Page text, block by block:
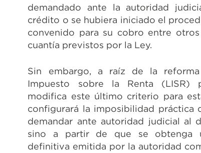
demandado ante la autoridad
crédito o se hubiera iniciado el
convenido para su cobro entre
cuantía previstos por la Ley.
Sin embargo, a raíz de la
Impuesto sobre la Renta (LISR)
modifica este último criterio para
configurará la imposibilidad práctica
demandar ante autoridad judicial al
sino a partir de que se obtenga
definitiva emitida por la autoridad